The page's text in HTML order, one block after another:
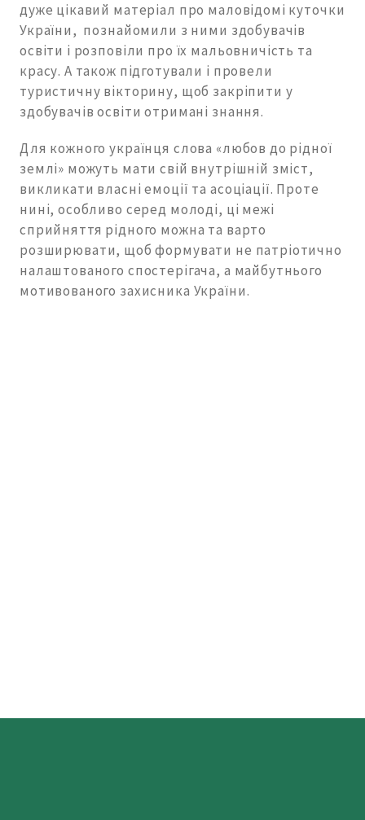
дуже цікавий матеріал про маловідомі куточки
України, познайомили з ними здобувачів
освіти і розповіли про їх мальовничість та
красу. А також підготували і провели
туристичну вікторину, щоб закріпити у
здобувачів освіти отримані знання.
Для кожного українця слова «любов до рідної
землі» можуть мати свій внутрішній зміст,
викликати власні емоції та асоціації. Проте
нині, особливо серед молоді, ці межі
сприйняття рідного можна та варто
розширювати, щоб формувати не патріотично
налаштованого спостерігача, а майбутнього
мотивованого захисника України.